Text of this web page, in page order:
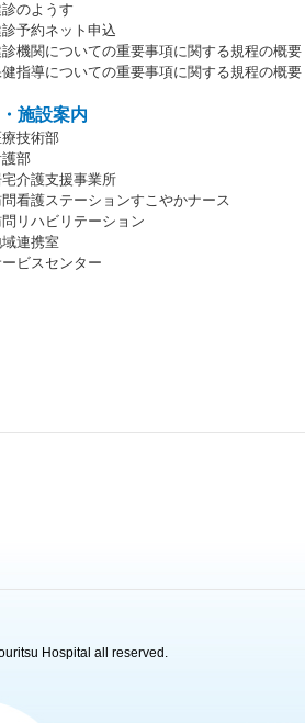
のようす
予約ネット申込
機関についての重要事項に関する規程の概要
指導についての重要事項に関する規程の概要
施設案内
療技術部
部
宅介護支援事業所
看護ステーションすこやかナース
リハビリテーション
連携室
ビスセンター
Hospital all reserved.